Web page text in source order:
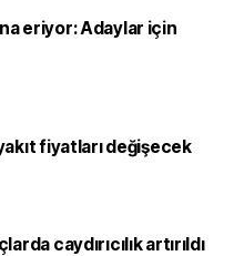
eriyor: Adaylar için
fiyatları değişecek
caydırıcılık artırıldı